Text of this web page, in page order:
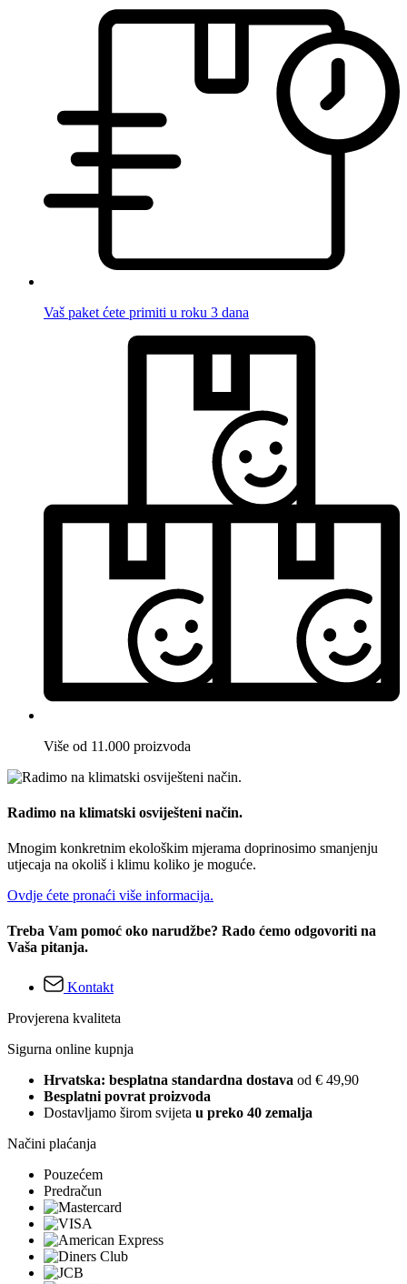
Vaš paket ćete primiti u roku 3 dana
Više od 11.000 proizvoda
Radimo na klimatski osviješteni način.
Mnogim konkretnim ekološkim mjerama doprinosimo smanjenju
utjecaja na okoliš i klimu koliko je moguće.
Ovdje ćete pronaći više informacija.
Treba Vam pomoć oko narudžbe? Rado ćemo odgovoriti na
Vaša pitanja.
Kontakt
Provjerena kvaliteta
Sigurna online kupnja
Hrvatska: besplatna standardna dostava od € 49,90
Besplatni povrat proizvoda
Dostavljamo širom svijeta u preko 40 zemalja
Načini plaćanja
Pouzećem
Predračun